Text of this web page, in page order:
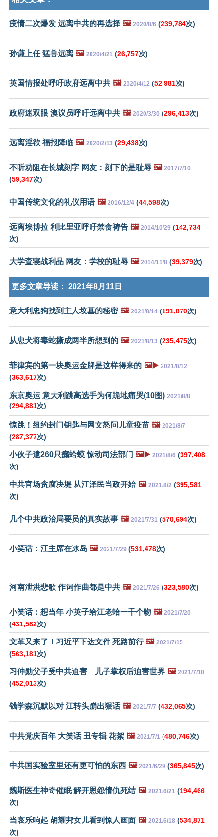
疫情二次爆发 远离中共的再选择 🖼️ 2020/8/6 (239,784次)
孙谦上任 猛兽远离 🖼️ 2020/4/21 (26,757次)
英国情报处呼吁政府远离中共 🖼️ 2020/4/12 (52,981次)
政府迷双眼 澳议员呼吁远离中共 🖼️ 2020/3/30 (296,413次)
远离淫欲 福报降临 🖼️ 2020/2/13 (29,438次)
不听劝阻在长城刻字 网友：刻下的是耻辱 🖼️ 2017/7/10
(59,347次)
中国传统文化的礼仪用语 🖼️ 2016/12/4 (44,598次)
远离埃博拉 利比里亚呼吁禁食祷告 🖼️ 2014/10/29 (142,734
次)
大学查寝战利品 网友：学校的耻辱 🖼️ 2014/11/8 (39,379次)
更多文章导读： 2021年8月11日
意大利忠狗找到主人坟墓的秘密 🖼️ 2021/8/14 (191,870次)
从忠犬将毒蛇撕成两半所想到的 🖼️ 2021/8/13 (235,475次)
菲律宾的第一块奥运金牌是这样得来的 🖼️▶️ 2021/8/12
(363,617次)
东京奥运 意大利跳高选手为何跪地痛哭(10图) 2021/8/8
(294,881次)
惊跳！纽约封门钥匙与网文怒问儿童疫苗 🖼️ 2021/8/7
(287,377次)
小伙子逮260只癞蛤蟆 惊动司法部门 🖼️▶️ 2021/8/6 (397,408
次)
中共官场贪腐决堤 从江泽民当政开始 🖼️ 2021/8/2 (395,581
次)
几个中共政治局要员的真实故事 🖼️ 2021/7/31 (570,694次)
小笑话：江主席在冰岛 🖼️ 2021/7/29 (531,478次)
河南泄洪悲歌 作词作曲都是中共 🖼️ 2021/7/26 (323,580次)
小笑话：想当年 小英子给江老蛤一千个吻 🖼️ 2021/7/20
(431,582次)
文革又来了！习近平下达文件 死路前行 🖼️ 2021/7/15
(563,181次)
习仲勋父子受中共迫害 儿子掌权后迫害世界 🖼️ 2021/7/10
(452,013次)
钱学森沉默以对 江转头崩出狠话 🖼️ 2021/7/7 (432,065次)
中共党庆百年 大笑话 丑专辑 花絮 🖼️ 2021/7/1 (480,746次)
中共国实验室里还有更可怕的东西 🖼️ 2021/6/29 (365,845次)
魏斯医生神奇催眠 解开恩怨情仇死结 🖼️ 2021/6/21 (194,466
次)
当哀乐响起 胡耀邦女儿看到惊人画面 🖼️ 2021/6/18 (534,871
次)